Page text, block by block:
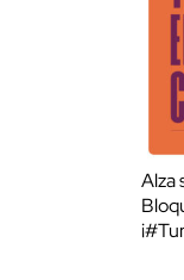
Alza